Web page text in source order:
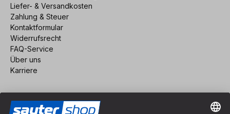
Liefer- & Versandkosten
Zahlung & Steuer
Kontaktformular
Widerrufsrecht
FAQ-Service
Über uns
Karriere